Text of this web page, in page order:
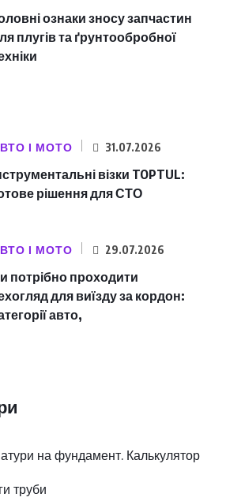
ознаки зносу запчастин
плугів та ґрунтообробної
І МОТО 31.07.2026
візки TOPTUL:
рішення для СТО
І МОТО 29.07.2026
потрібно проходити
для виїзду за кордон:
авто,
на фундамент. Калькулятор
труби